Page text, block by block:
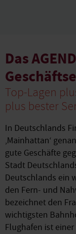
Das
Top-Lagen
plus bester
In Deutschlands
‚Mainhattan‘
gute Geschäfte
Stadt
Deutschlands ein
den Fern- und
bezeichnet den
wichtigsten
Flughafen ist